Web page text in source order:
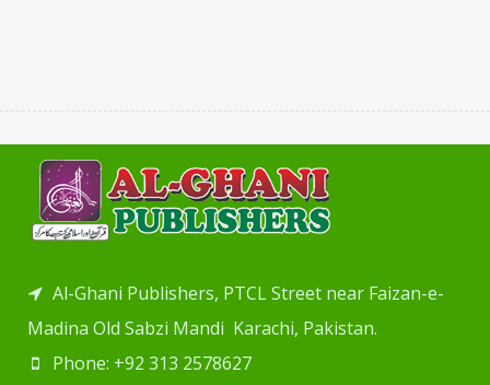
Al-Ghani Publishers, PTCL Street near Faizan-e-
Madina Old Sabzi Mandi Karachi, Pakistan.
Phone: +92 313 2578627